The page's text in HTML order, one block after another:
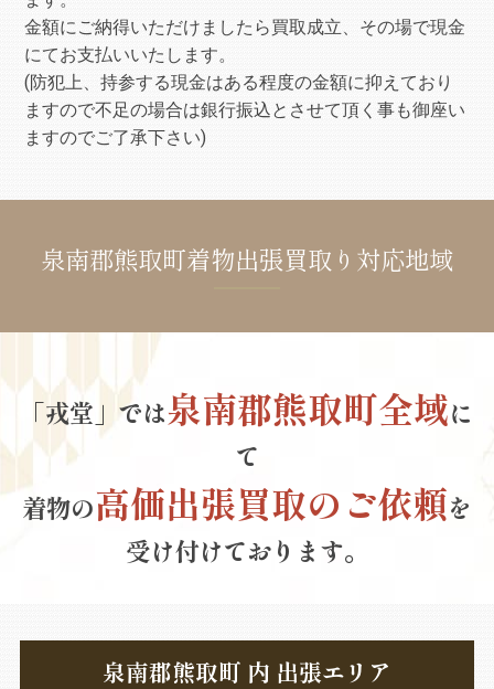
金額にご納得いただけましたら買取成立、その場で現金
にてお支払いいたします。
(防犯上、持参する現金はある程度の金額に抑えており
ますので不足の場合は銀行振込とさせて頂く事も御座い
ますのでご了承下さい)
泉南郡熊取町着物出張買取り対応地域
「戎堂」では泉南郡熊取町全域に
て
着物の高価出張買取のご依頼を
受け付けております。
泉南郡熊取町 内 出張エリア